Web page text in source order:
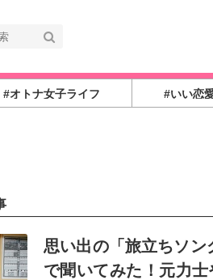
#オトナ女子ライフ #いい恋
思い出の「旅立ちソ
で聞いてみた！元力